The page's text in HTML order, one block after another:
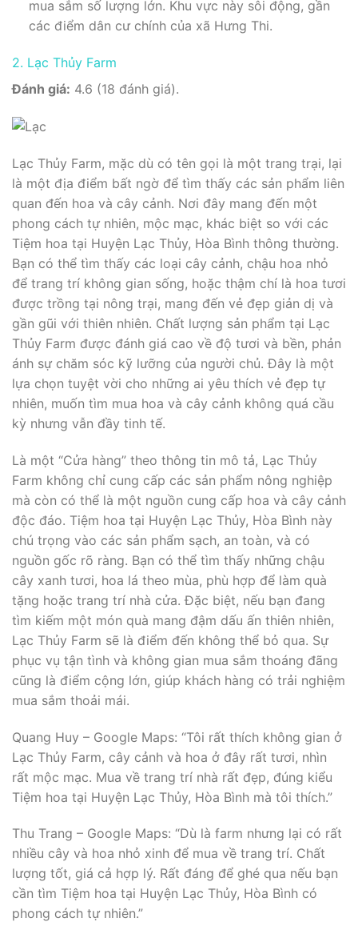
mua sắm số lượng lớn. Khu vực này sôi động, gần
các điểm dân cư chính của xã Hưng Thi.
2. Lạc Thủy Farm
Đánh giá: 4.6 (18 đánh giá).
Lạc Thủy Farm, mặc dù có tên gọi là một trang trại, lại
là một địa điểm bất ngờ để tìm thấy các sản phẩm liên
quan đến hoa và cây cảnh. Nơi đây mang đến một
phong cách tự nhiên, mộc mạc, khác biệt so với các
Tiệm hoa tại Huyện Lạc Thủy, Hòa Bình thông thường.
Bạn có thể tìm thấy các loại cây cảnh, chậu hoa nhỏ
để trang trí không gian sống, hoặc thậm chí là hoa tươi
được trồng tại nông trại, mang đến vẻ đẹp giản dị và
gần gũi với thiên nhiên. Chất lượng sản phẩm tại Lạc
Thủy Farm được đánh giá cao về độ tươi và bền, phản
ánh sự chăm sóc kỹ lưỡng của người chủ. Đây là một
lựa chọn tuyệt vời cho những ai yêu thích vẻ đẹp tự
nhiên, muốn tìm mua hoa và cây cảnh không quá cầu
kỳ nhưng vẫn đầy tinh tế.
Là một “Cửa hàng” theo thông tin mô tả, Lạc Thủy
Farm không chỉ cung cấp các sản phẩm nông nghiệp
mà còn có thể là một nguồn cung cấp hoa và cây cảnh
độc đáo. Tiệm hoa tại Huyện Lạc Thủy, Hòa Bình này
chú trọng vào các sản phẩm sạch, an toàn, và có
nguồn gốc rõ ràng. Bạn có thể tìm thấy những chậu
cây xanh tươi, hoa lá theo mùa, phù hợp để làm quà
tặng hoặc trang trí nhà cửa. Đặc biệt, nếu bạn đang
tìm kiếm một món quà mang đậm dấu ấn thiên nhiên,
Lạc Thủy Farm sẽ là điểm đến không thể bỏ qua. Sự
phục vụ tận tình và không gian mua sắm thoáng đãng
cũng là điểm cộng lớn, giúp khách hàng có trải nghiệm
mua sắm thoải mái.
Quang Huy – Google Maps: “Tôi rất thích không gian ở
Lạc Thủy Farm, cây cảnh và hoa ở đây rất tươi, nhìn
rất mộc mạc. Mua về trang trí nhà rất đẹp, đúng kiểu
Tiệm hoa tại Huyện Lạc Thủy, Hòa Bình mà tôi thích.”
Thu Trang – Google Maps: “Dù là farm nhưng lại có rất
nhiều cây và hoa nhỏ xinh để mua về trang trí. Chất
lượng tốt, giá cả hợp lý. Rất đáng để ghé qua nếu bạn
cần tìm Tiệm hoa tại Huyện Lạc Thủy, Hòa Bình có
phong cách tự nhiên.”